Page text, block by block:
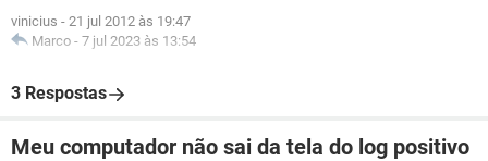
vinicius - 21 jul 2012 às 19:47
Marco - 7 jul 2023 às 13:54
3 Respostas
Meu computador não sai da tela do log positivo